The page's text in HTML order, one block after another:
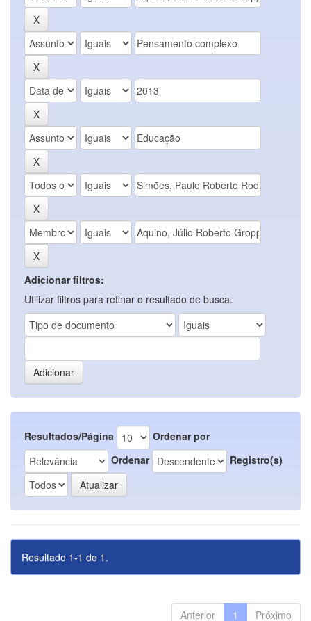
Adicionar filtros:
Utilizar filtros para refinar o resultado de busca.
Resultados/Página
Ordenar por
Ordenar
Registro(s)
Resultado 1-1 de 1.
Anterior 1 Próximo